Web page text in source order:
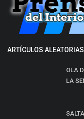
ARTÍCULOS ALEATORIAS
OLA
LA